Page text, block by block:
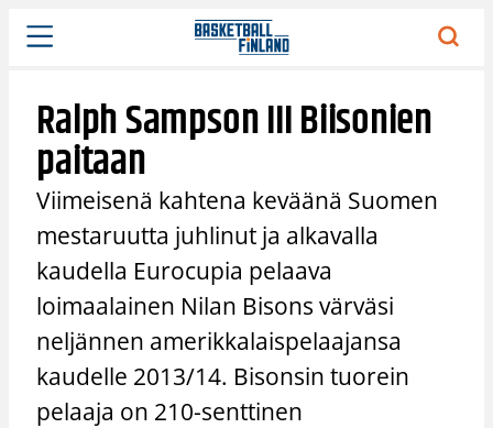
Siirry
sisältöön
Ralph Sampson III Biisonien
paitaan
Viimeisenä kahtena keväänä Suomen
mestaruutta juhlinut ja alkavalla
kaudella Eurocupia pelaava
loimaalainen Nilan Bisons värväsi
neljännen amerikkalaispelaajansa
kaudelle 2013/14. Bisonsin tuorein
pelaaja on 210-senttinen